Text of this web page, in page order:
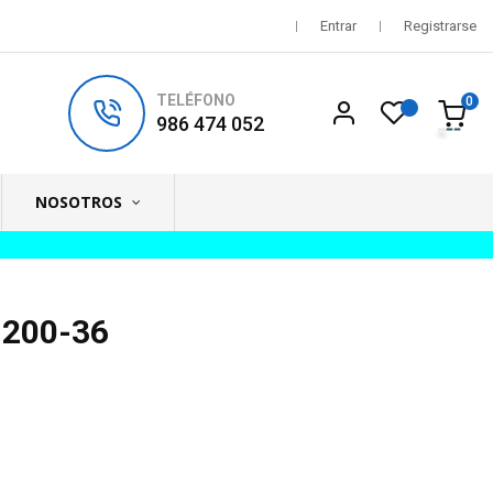
Entrar Registrarse
TELÉFONO
986 474 052
0
NOSOTROS
36